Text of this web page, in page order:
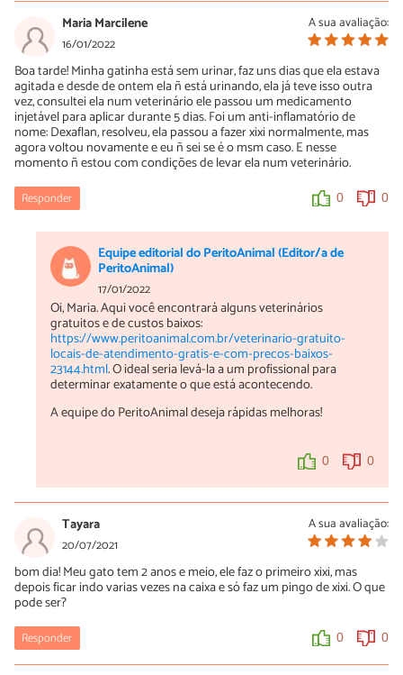
A sua avaliação:
Maria Marcilene
16/01/2022
Boa tarde! Minha gatinha está sem urinar, faz uns dias que ela estava
agitada e desde de ontem ela ñ está urinando, ela já teve isso outra
vez, consultei ela num veterinário ele passou um medicamento
injetável para aplicar durante 5 dias. Foi um anti-inflamatório de
nome: Dexaflan, resolveu, ela passou a fazer xixi normalmente, mas
agora voltou novamente e eu ñ sei se é o msm caso. E nesse
momento ñ estou com condições de levar ela num veterinário.
Responder 0 0
Equipe editorial do PeritoAnimal (Editor/a de
PeritoAnimal)
17/01/2022
Oi, Maria. Aqui você encontrará alguns veterinários
gratuitos e de custos baixos:
https://www.peritoanimal.com.br/veterinario-gratuito-
locais-de-atendimento-gratis-e-com-precos-baixos-
23144.html. O ideal seria levá-la a um profissional para
determinar exatamente o que está acontecendo.
A equipe do PeritoAnimal deseja rápidas melhoras!
0 0
A sua avaliação:
Tayara
20/07/2021
bom dia! Meu gato tem 2 anos e meio, ele faz o primeiro xixi, mas
depois ficar indo varias vezes na caixa e só faz um pingo de xixi. O que
pode ser?
Responder 0 0